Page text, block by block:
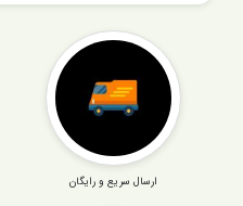
ارسال سریع و رایگان